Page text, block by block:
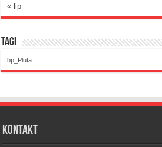
« lip
Tagi
bp_Pluta
Kontakt